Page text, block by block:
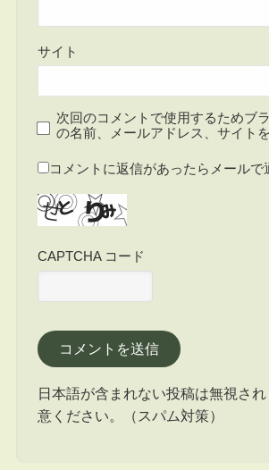
サイト
次回のコメントで使用するためブ
の名前、メールアドレス、サイト
コメントに返信があったらメールで
CAPTCHA コード
日本語が含まれない投稿は無視さ
意ください。（スパム対策）